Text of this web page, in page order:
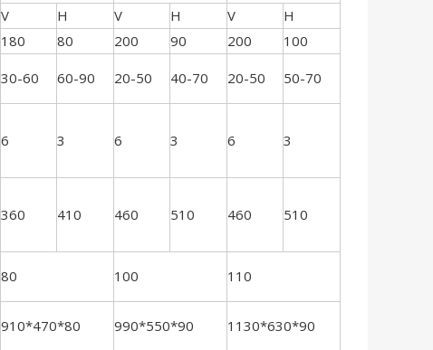
V H V H V H
180 80 200 90 200 100
30-60 60-90 20-50 40-70 20-50 50-70
6 3 6 3 6 3
360 410 460 510 460 510
80 100 110
910*470*80 990*550*90 1130*630*90